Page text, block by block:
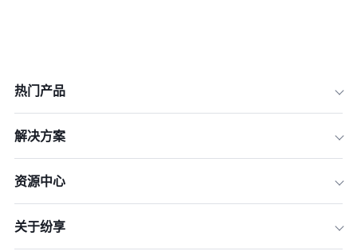
热门产品
解决方案
资源中心
关于纷享